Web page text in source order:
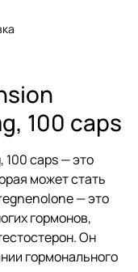
100 caps
100 caps — это
может стать
— это
гормонов,
Он
гормонального